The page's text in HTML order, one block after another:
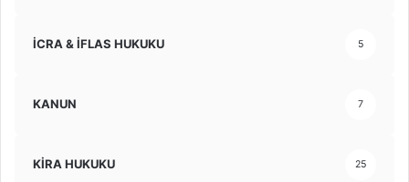
İCRA & İFLAS HUKUKU 5
KANUN 7
KİRA HUKUKU 25